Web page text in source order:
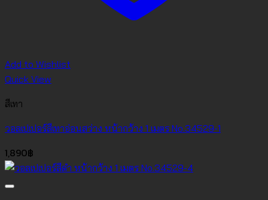
Add to Wishlist
Quick View
สีเทา
วอลเปเปอร์สีเทาอ่อนสว่าง หน้ากว้าง 1 เมตร No.34529-1
1,890฿